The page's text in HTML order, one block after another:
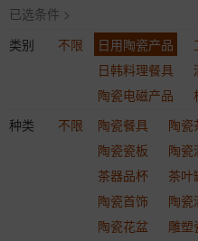
已选条件 >
类别
不限 日用陶瓷产品
日韩料理餐具
陶瓷电磁产品
种类
不限 陶瓷餐具 陶瓷
陶瓷瓷板
陶瓷
茶器品杯
茶叶
陶瓷首饰
陶瓷
陶瓷花盆
雕塑